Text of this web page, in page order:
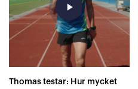
play_arrow
Thomas testar: Hur mycket